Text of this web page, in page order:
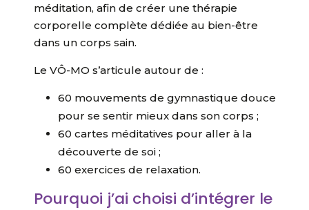
méditation, afin de créer une thérapie
corporelle complète dédiée au bien-être
dans un corps sain.
Le VÔ-MO s’articule autour de :
60 mouvements de gymnastique douce
pour se sentir mieux dans son corps ;
60 cartes méditatives pour aller à la
découverte de soi ;
60 exercices de relaxation.
Pourquoi j’ai choisi d’intégrer le